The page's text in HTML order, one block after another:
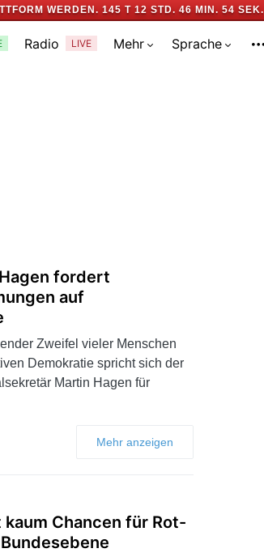
WERDEN. 145 T 12 STD. 46 MIN. 53 SEK.
Radio LIVE Mehr Sprache
fordert
auf
Zweifel vieler Menschen
Demokratie spricht sich der
Martin Hagen für
Mehr anzeigen
Chancen für Rot-